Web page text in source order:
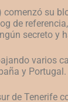
comenzó su
de
secreto y
varios
y Portugal.
de Tenerife